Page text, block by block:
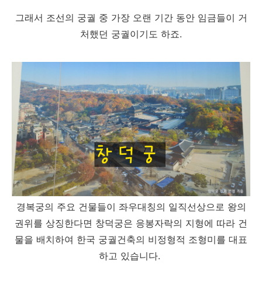
그래서 조선의 궁궐 중 가장 오랜 기간 동안 임금들이 거
처했던 궁궐이기도 하죠.
경복궁의 주요 건물들이 좌우대칭의 일직선상으로 왕의
권위를 상징한다면 창덕궁은 응봉자락의 지형에 따라 건
물을 배치하여 한국 궁궐건축의 비정형적 조형미를 대표
하고 있습니다.